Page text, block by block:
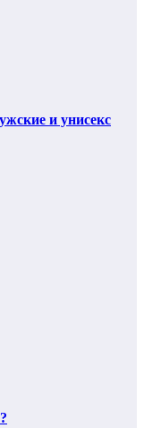
и унисекс